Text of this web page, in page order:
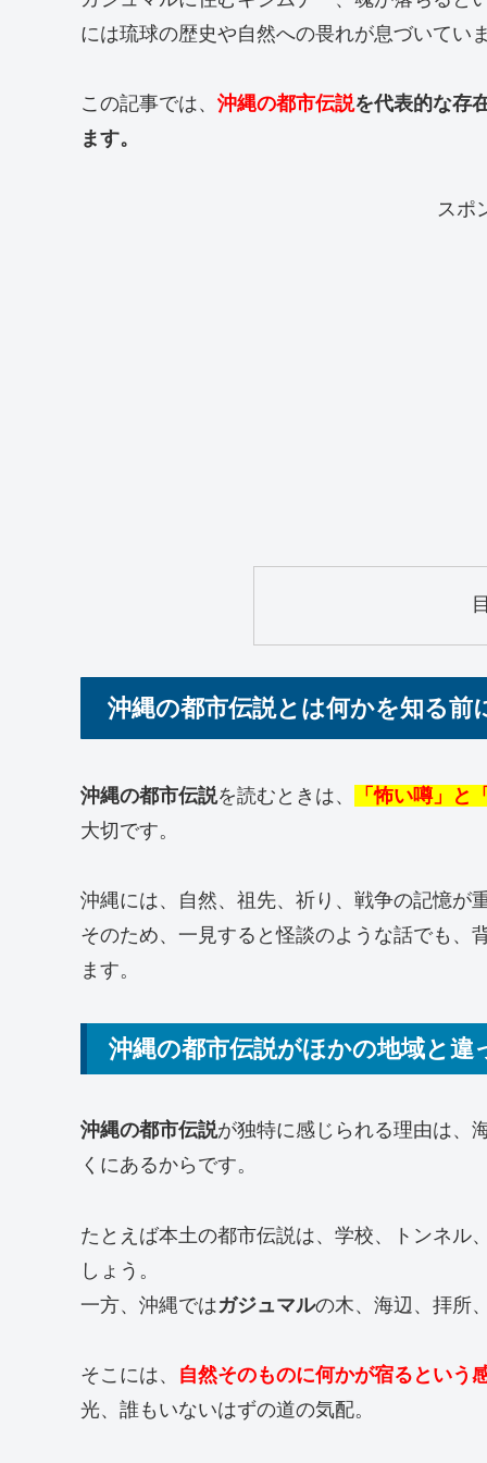
には琉球の歴史や自然への畏れが息づいてい
この記事では、 沖縄の都市伝説を代表的な存
ます。
スポ
沖縄の都市伝説とは何かを知る前
沖縄の都市伝説を読むときは、
「怖い噂」と
大切です。
沖縄には、自然、祖先、祈り、戦争の記憶が
そのため、一見すると怪談のような話でも、
ます。
沖縄の都市伝説がほかの地域と違
沖縄の都市伝説が独特に感じられる理由は、
くにあるからです。
たとえば本土の都市伝説は、学校、トンネル
しょう。
一方、沖縄ではガジュマルの木、海辺、拝所
そこには、 自然そのものに何かが宿るという
光、誰もいないはずの道の気配。